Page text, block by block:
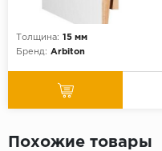
Толщина: 15 мм
Бренд: Arbiton
Похожие товары